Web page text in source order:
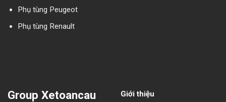
Phụ tùng Peugeot
Phụ tùng Renault
Group Xetoancau
Giới thiệu